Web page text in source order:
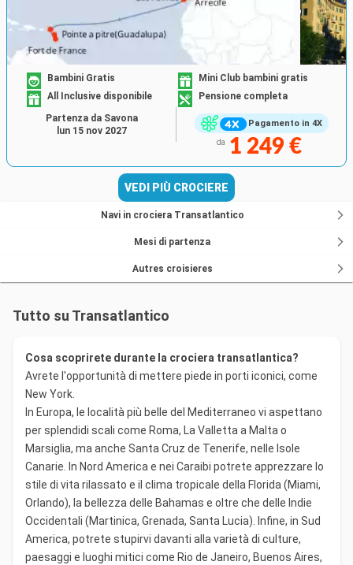
Pagamento in 4X
Bambini Gratis
Mini Club bambini gratis
All Inclusive disponibile
Pensione completa
da 1 249 €
Partenza da Savona
lun 15 nov 2027
VEDI PIÙ CROCIERE
Navi in crociera Transatlantico
Mesi di partenza
Autres croisieres
Tutto su Transatlantico
Cosa scoprirete durante la crociera transatlantica?
Avrete l'opportunità di mettere piede in porti iconici, come
New York.
In Europa, le località più belle del Mediterraneo vi aspettano
per splendidi scali come Roma, La Valletta a Malta o
Marsiglia, ma anche Santa Cruz de Tenerife, nelle Isole
Canarie. In Nord America e nei Caraibi potrete apprezzare lo
stile di vita rilassato e il clima tropicale della Florida (Miami,
Orlando), la bellezza delle Bahamas e oltre che delle Indie
Occidentali (Martinica, Grenada, Santa Lucia). Infine, in Sud
America, potrete stupirvi davanti alla varietà di culture,
paesaggi e luoghi mitici come Rio de Janeiro, Buenos Aires,